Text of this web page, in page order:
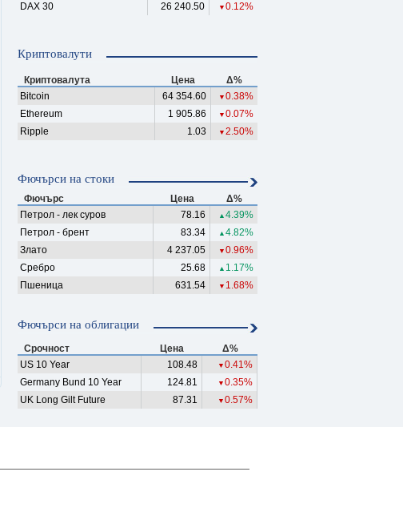
DAX 30
26 240.50 ▼ 0.12%
Криптовалути
Криптовалута Цена
Δ%
Bitcoin
64 354.60 ▼ 0.38%
Ethereum
1 905.86 ▼ 0.07%
Ripple
1.03 ▼ 2.50%
Фючърси на стоки
Фючърс Цена
Δ%
Петрол - лек суров
78.16 ▲ 4.39%
Петрол - брент
83.34 ▲ 4.82%
Злато
4 237.05 ▼ 0.96%
Сребро
25.68 ▲ 1.17%
Пшеница
631.54 ▼ 1.68%
Фючърси на облигации
Срочност Цена
Δ%
US 10 Year
108.48 ▼ 0.41%
Germany Bund 10 Year
124.81 ▼ 0.35%
UK Long Gilt Future
87.31 ▼ 0.57%